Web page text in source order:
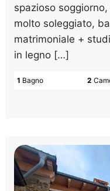
spazioso
molto soleggiato,
matrimoniale +
in legno […]
2
1 Bagno